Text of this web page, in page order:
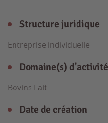
Structure juridique
Entreprise individuelle
Domaine(s) d'activité
Bovins Lait
Date de création